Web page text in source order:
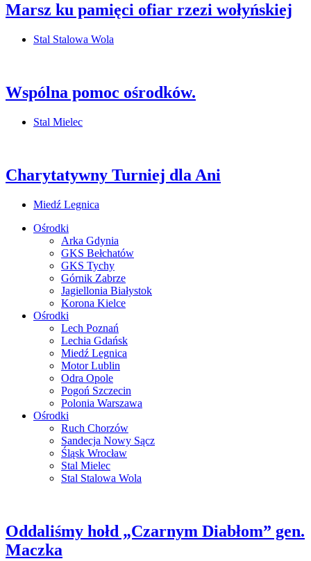
Marsz ku pamięci ofiar rzezi wołyńskiej
Stal Stalowa Wola
Wspólna pomoc ośrodków.
Stal Mielec
Charytatywny Turniej dla Ani
Miedź Legnica
Ośrodki
Arka Gdynia
GKS Bełchatów
GKS Tychy
Górnik Zabrze
Jagiellonia Białystok
Korona Kielce
Ośrodki
Lech Poznań
Lechia Gdańsk
Miedź Legnica
Motor Lublin
Odra Opole
Pogoń Szczecin
Polonia Warszawa
Ośrodki
Ruch Chorzów
Sandecja Nowy Sącz
Śląsk Wrocław
Stal Mielec
Stal Stalowa Wola
Oddaliśmy hołd „Czarnym Diabłom” gen.
Maczka